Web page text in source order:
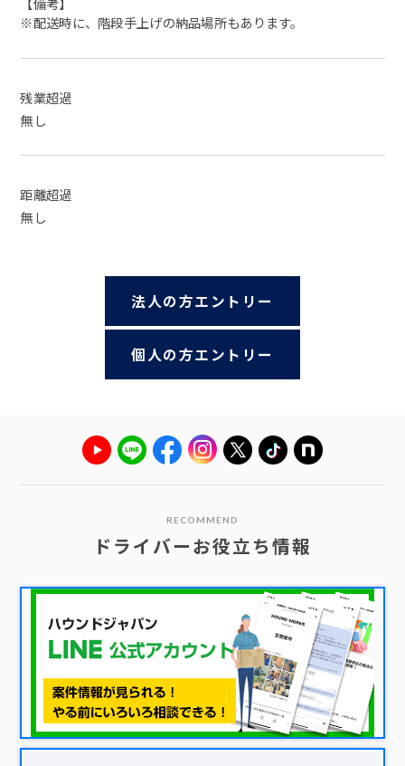
※配送時に、階段手上げの納品場所もあります。
残業超過
無し
距離超過
無し
法人の方エントリー
個人の方エントリー
RECOMMEND
ドライバーお役立ち情報